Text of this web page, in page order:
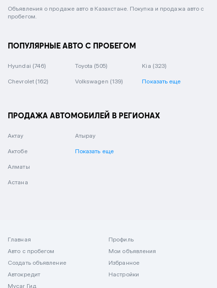
Объявления о продаже авто в Казахстане. Покупка и продажа авто с
пробегом.
ПОПУЛЯРНЫЕ АВТО С ПРОБЕГОМ
Hyundai (746) Toyota (505) Kia (323)
Chevrolet (162) Volkswagen (139) Показать еще
ПРОДАЖА АВТОМОБИЛЕЙ В РЕГИОНАХ
Актау
Актобе
Алматы
Астана
Атырау
Показать еще
Главная
Авто с пробегом
Создать объявление
Автокредит
Mycar Гид
Профиль
Мои объявления
Избранное
Настройки